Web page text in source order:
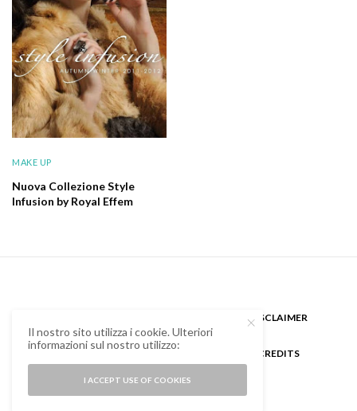
MAKE UP
Nuova Collezione Style
Infusion by Royal Effem
DISCLAIMER
CREDITS
Il nostro sito utilizza i cookie. Ulteriori
informazioni sul nostro utilizzo:
I ACCEPT USE OF COOKIES